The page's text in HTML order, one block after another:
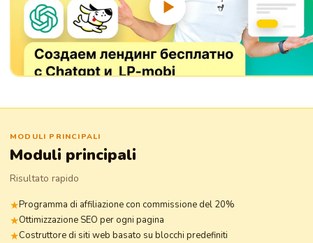
MODULI PRINCIPALI
Moduli principali
Risultato rapido
Programma di affiliazione con commissione del 20%
Ottimizzazione SEO per ogni pagina
Costruttore di siti web basato su blocchi predefiniti